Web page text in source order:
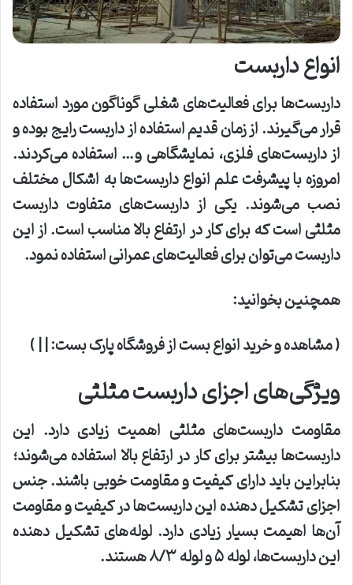
انواع داربست
داربست‌ها برای فعالیت‌های شغلی گوناگون مورد استفاده
قرار می‌گیرند.‌از زمان قدیم استفاده از داربست رایج بوده و
از داربست‌های فلزی، نمایشگاهی و… استفاده می‌کردند.
امروزه با پیشرفت علم انواع داربست‌ها به اشکال مختلف
نصب می‌شوند. یکی از داربست‌های متفاوت داربست
مثلثی است که برای کار در ارتفاع بالا مناسب است. از این
داربست می‌توان برای فعالیت‌های عمرانی استفاده نمود.
همچنین بخوانید:
(مشاهده و خرید انواع بست از فروشگاه پارک بست: | | )
ویژگی‌های اجزای داربست مثلثی
مقاومت داربست‌های مثلثی اهمیت زیادی دارد. این
داربست‌ها بیشتر برای کار در ارتفاع بالا استفاده می‌شوند؛
بنابراین باید دارای کیفیت و مقاومت خوبی باشند. جنس
اجزای تشکیل دهنده این داربست‌ها در کیفیت و مقاومت
آن‌ها اهیمت بسیار زیادی دارد. لوله‌های تشکیل دهنده
این داربست‌ها، لوله۵و لوله۸/۳هستند.